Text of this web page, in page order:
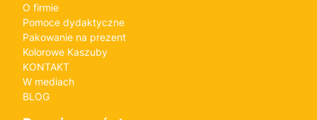
O firmie
Pomoce dydaktyczne
Pakowanie na prezent
Kolorowe Kaszuby
KONTAKT
W mediach
BLOG